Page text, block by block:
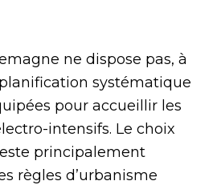
ne dispose pas, à
systématique
pour accueillir les
intensifs. Le choix
principalement
règles d’urbanisme